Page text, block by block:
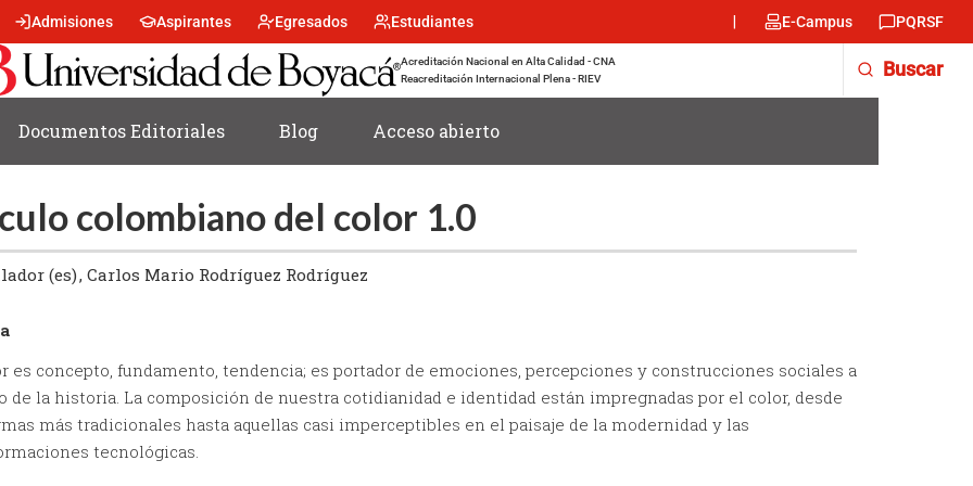
Menu
encabezado
-
Centro
Admisiones Aspirantes Egresados Estudiantes
Menu
encabezado
E-Campus PQRSF
Acreditación Nacional en Alta Calidad - CNA
Reacreditación Internacional Plena - RIEV
Buscar
Documentos Editoriales Blog Acceso abierto
colombiano del color 1.0
(es) Carlos Mario Rodríguez Rodríguez
es concepto, fundamento, tendencia; es portador de emociones, percepciones y construcciones sociales a
de la historia. La composición de nuestra cotidianidad e identidad están impregnadas por el color, desde
más tradicionales hasta aquellas casi imperceptibles en el paisaje de la modernidad y las
tecnológicas.